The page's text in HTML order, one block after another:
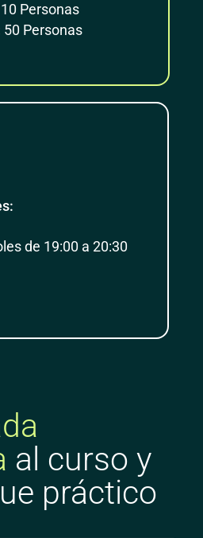
10 Personas
50 Personas
de 19:00 a 20:30
al curso y
práctico